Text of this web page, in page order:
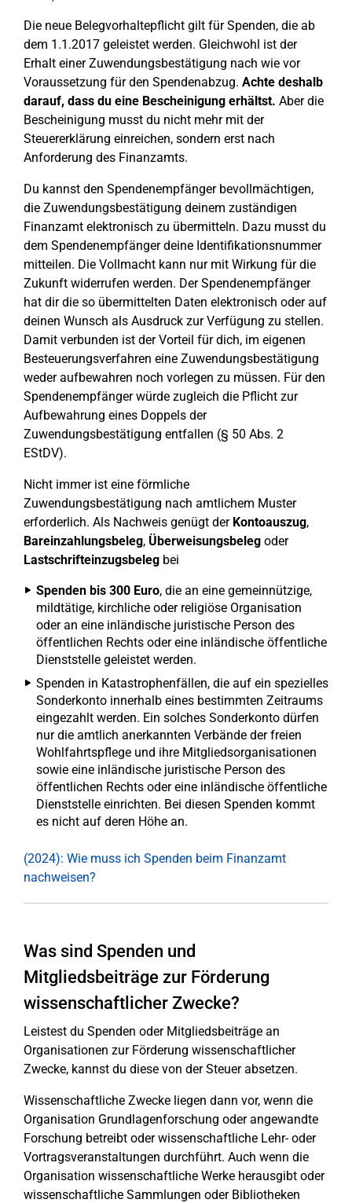
Die neue Belegvorhaltepflicht gilt für Spenden, die ab
dem 1.1.2017 geleistet werden. Gleichwohl ist der
Erhalt einer Zuwendungsbestätigung nach wie vor
Voraussetzung für den Spendenabzug. Achte deshalb
darauf, dass du eine Bescheinigung erhältst. Aber die
Bescheinigung musst du nicht mehr mit der
Steuererklärung einreichen, sondern erst nach
Anforderung des Finanzamts.
Du kannst den Spendenempfänger bevollmächtigen,
die Zuwendungsbestätigung deinem zuständigen
Finanzamt elektronisch zu übermitteln. Dazu musst du
dem Spendenempfänger deine Identifikationsnummer
mitteilen. Die Vollmacht kann nur mit Wirkung für die
Zukunft widerrufen werden. Der Spendenempfänger
hat dir die so übermittelten Daten elektronisch oder auf
deinen Wunsch als Ausdruck zur Verfügung zu stellen.
Damit verbunden ist der Vorteil für dich, im eigenen
Besteuerungsverfahren eine Zuwendungsbestätigung
weder aufbewahren noch vorlegen zu müssen. Für den
Spendenempfänger würde zugleich die Pflicht zur
Aufbewahrung eines Doppels der
Zuwendungsbestätigung entfallen (§ 50 Abs. 2
EStDV).
Nicht immer ist eine förmliche
Zuwendungsbestätigung nach amtlichem Muster
erforderlich. Als Nachweis genügt der Kontoauszug,
Bareinzahlungsbeleg, Überweisungsbeleg oder
Lastschrifteinzugsbeleg bei
Spenden bis 300 Euro, die an eine gemeinnützige,
mildtätige, kirchliche oder religiöse Organisation
oder an eine inländische juristische Person des
öffentlichen Rechts oder eine inländische öffentliche
Dienststelle geleistet werden.
Spenden in Katastrophenfällen, die auf ein spezielles
Sonderkonto innerhalb eines bestimmten Zeitraums
eingezahlt werden. Ein solches Sonderkonto dürfen
nur die amtlich anerkannten Verbände der freien
Wohlfahrtspflege und ihre Mitgliedsorganisationen
sowie eine inländische juristische Person des
öffentlichen Rechts oder eine inländische öffentliche
Dienststelle einrichten. Bei diesen Spenden kommt
es nicht auf deren Höhe an.
(2024): Wie muss ich Spenden beim Finanzamt
nachweisen?
Was sind Spenden und
Mitgliedsbeiträge zur Förderung
wissenschaftlicher Zwecke?
Leistest du Spenden oder Mitgliedsbeiträge an
Organisationen zur Förderung wissenschaftlicher
Zwecke, kannst du diese von der Steuer absetzen.
Wissenschaftliche Zwecke liegen dann vor, wenn die
Organisation Grundlagenforschung oder angewandte
Forschung betreibt oder wissenschaftliche Lehr- oder
Vortragsveranstaltungen durchführt. Auch wenn die
Organisation wissenschaftliche Werke herausgibt oder
wissenschaftliche Sammlungen oder Bibliotheken